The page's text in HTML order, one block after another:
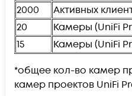
2000
Активных
20
Камеры (UniFi
15
Камеры (UniFi
*общее кол-во камер
камер проектов UniFi